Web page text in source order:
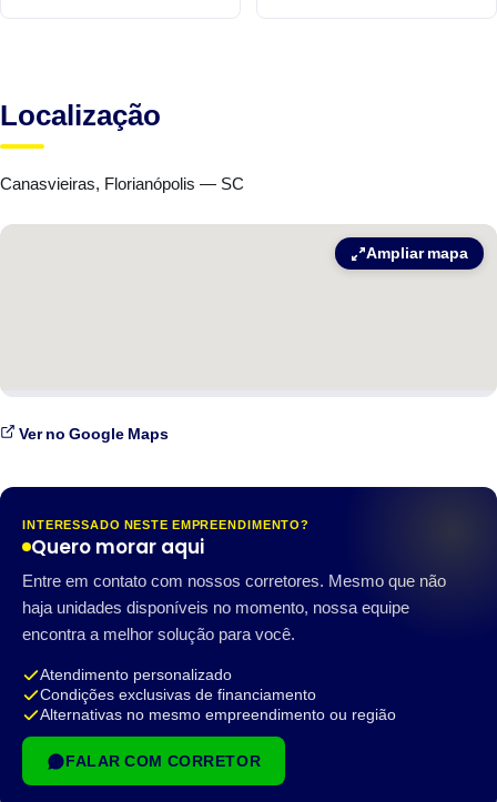
Localização
Canasvieiras, Florianópolis — SC
Ampliar mapa
Ver no Google Maps
INTERESSADO NESTE EMPREENDIMENTO?
Quero morar aqui
Entre em contato com nossos corretores. Mesmo que não
haja unidades disponíveis no momento, nossa equipe
encontra a melhor solução para você.
Atendimento personalizado
Condições exclusivas de financiamento
Alternativas no mesmo empreendimento ou região
FALAR COM CORRETOR